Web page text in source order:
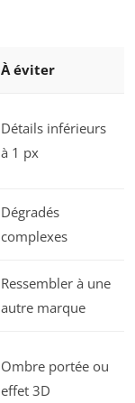
À éviter
Détails inférieurs
à 1 px
Dégradés
complexes
Ressembler à une
autre marque
Ombre portée ou
effet 3D